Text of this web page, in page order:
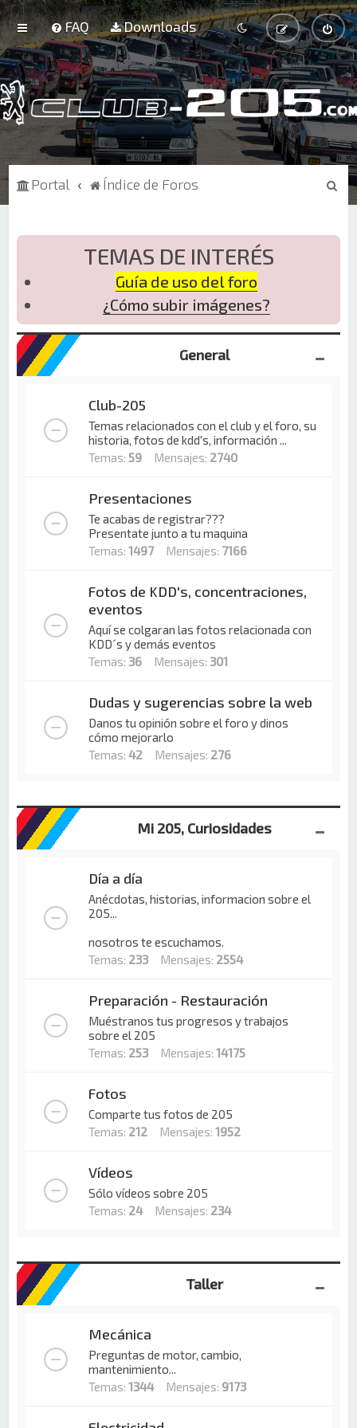
FAQ Downloads
Portal Índice de Foros
B
TEMAS DE INTERÉS
Guía de uso del foro
¿Cómo subir imágenes?
General
Club-205
Temas relacionados con el club y el foro, su
historia, fotos de kdd's, información ...
Temas:59 Mensajes: 2740
Presentaciones
Te acabas de registrar???
Presentate junto a tu maquina
Temas:1497 Mensajes: 7166
Fotos de KDD's, concentraciones,
eventos
Aquí se colgaran las fotos relacionada con
KDD´s y demás eventos
Temas: 36 Mensajes: 301
Dudas y sugerencias sobre la web
Danos tu opinión sobre el foro y dinos
cómo mejorarlo
Temas:42 Mensajes: 276
Mi 205, Curiosidades
Día a día
Anécdotas, historias, informacion sobre el
205...
nosotros te escuchamos.
Temas: 233 Mensajes: 2554
Preparación - Restauración
Muéstranos tus progresos y trabajos
sobre el 205
Temas: 253 Mensajes:14175
Fotos
Comparte tus fotos de 205
Temas: 212 Mensajes:1952
Vídeos
Sólo vídeos sobre 205
Temas: 24Mensajes: 234
Taller
Mecánica
Preguntas de motor, cambio,
mantenimiento...
Temas:1344Mensajes: 9173